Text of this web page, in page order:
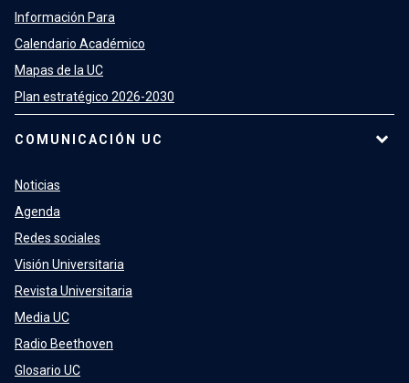
Información Para
Calendario Académico
Mapas de la UC
Plan estratégico 2026-2030
COMUNICACIÓN UC
Noticias
Agenda
Redes sociales
Visión Universitaria
Revista Universitaria
Media UC
Radio Beethoven
Glosario UC